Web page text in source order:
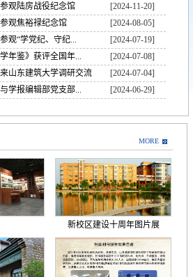
[2024-11-20]
观陆房战役纪念馆
[2024-08-05]
观焦裕禄纪念馆
[2024-07-19]
观“学党纪、守纪...
[2024-07-08]
年鉴》获评全国年...
[2024-07-04]
山东建筑大学调研交流
[2024-06-29]
学报编辑部党支部...
MORE
新校区建设十周年图片展